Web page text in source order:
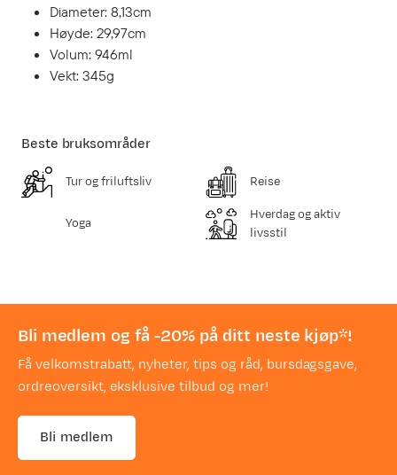
Diameter: 8,13cm
Høyde: 29,97cm
Volum: 946ml
Vekt: 345g
Beste bruksområder
Tur og friluftsliv Reise
Yoga
Hverdag og aktiv
livsstil
Bli medlem og få -20% på ditt neste kjøp*!
Få velkomstrabatt, nyheter, tips og råd, bursdagsgave,
ordreoversikt, eksklusive tilbud og mer!
Bli medlem